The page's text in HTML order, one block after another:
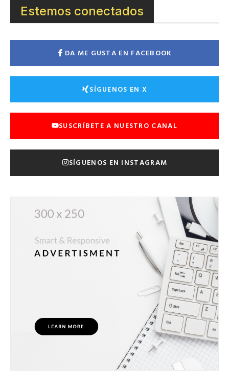
Estemos conectados
DA ME GUSTA EN FACEBOOK
SÍGUENOS EN X
SUSCRÍBETE A NUESTRO CANAL
SÍGUENOS EN INSTAGRAM